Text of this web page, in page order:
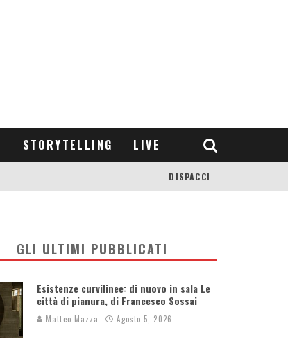
STORYTELLING LIVE
DISPACCI
GLI ULTIMI PUBBLICATI
Esistenze curvilinee: di nuovo in sala Le
città di pianura, di Francesco Sossai
Matteo Mazza Agosto 5, 2026